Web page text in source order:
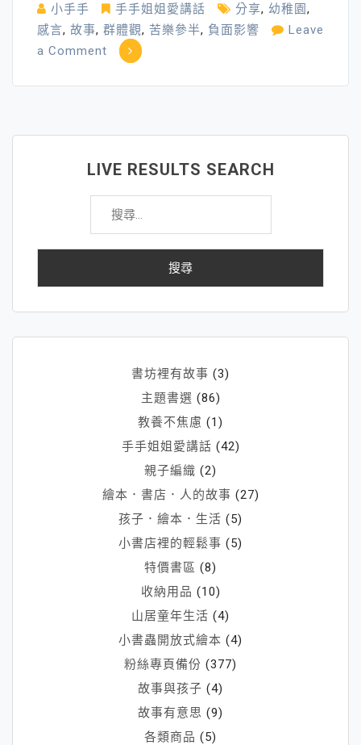
小手手 手手姐姐愛講話 分享, 幼稚園,
感言, 故事, 群體觀, 苦樂參半, 負面影響
Leave
a Comment on
言
LIVE RESULTS SEARCH
搜
關
書坊裡有故事 (3)
主題書選 (86)
教養不焦慮 (1)
手手姐姐愛講話 (42)
親子編織 (2)
繪本．書店．人的故事 (27)
孩子．繪本．生活 (5)
小書店裡的輕鬆事 (5)
特價書區 (8)
收納用品 (10)
山居童年生活 (4)
小書蟲開放式繪本 (4)
粉絲專頁備份 (377)
故事與孩子 (4)
故事有意思 (9)
各類商品 (5)